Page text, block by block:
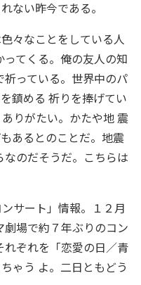
ない昨今である。
々なことをしている人
てくる。俺の友人の知
祈っている。世界中のパ
鎮める 祈りを捧げてい
りがたい。かたや地 震
あるとのことだ。地震
のだそうだ。こちらは
サート」情報。１２月
劇場で約７年ぶりのコン
ぞれを「恋愛の日／青
ゃう よ。二日ともどう